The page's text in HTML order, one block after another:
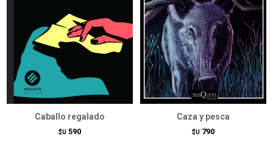
Caballo regalado
$U 590
Caza y pesca
$U 790